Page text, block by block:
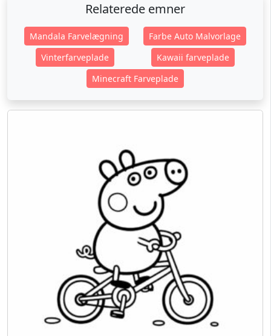
Relaterede emner
Mandala Farvelægning
Farbe Auto Malvorlage
Vinterfarveplade
Kawaii farveplade
Minecraft Farveplade